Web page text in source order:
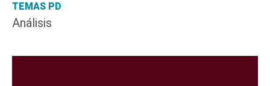
TEMAS PD
Análisis